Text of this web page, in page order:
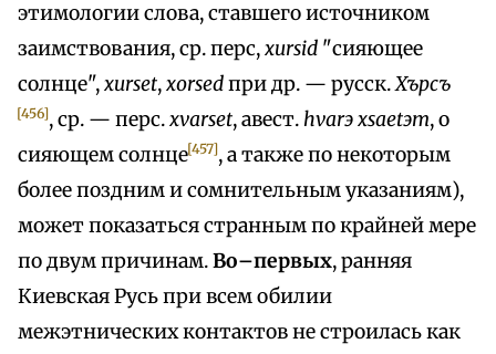
этимологии слова, ставшего источником
заимствования, ср. перс,xursid "сияющее
солнце",xurset,xorsedпри др. — русск.Хърсъ
[456], ср. — перс.xvarset, авест. hvarэ xsaetэm, о
сияющем солнце[457], а также по некоторым
более поздним и сомнительным указаниям),
может показаться странным по крайней мере
по двум причинам.Во–первых, ранняя
Киевская Русь при всем обилии
межэтнических контактов не строилась как